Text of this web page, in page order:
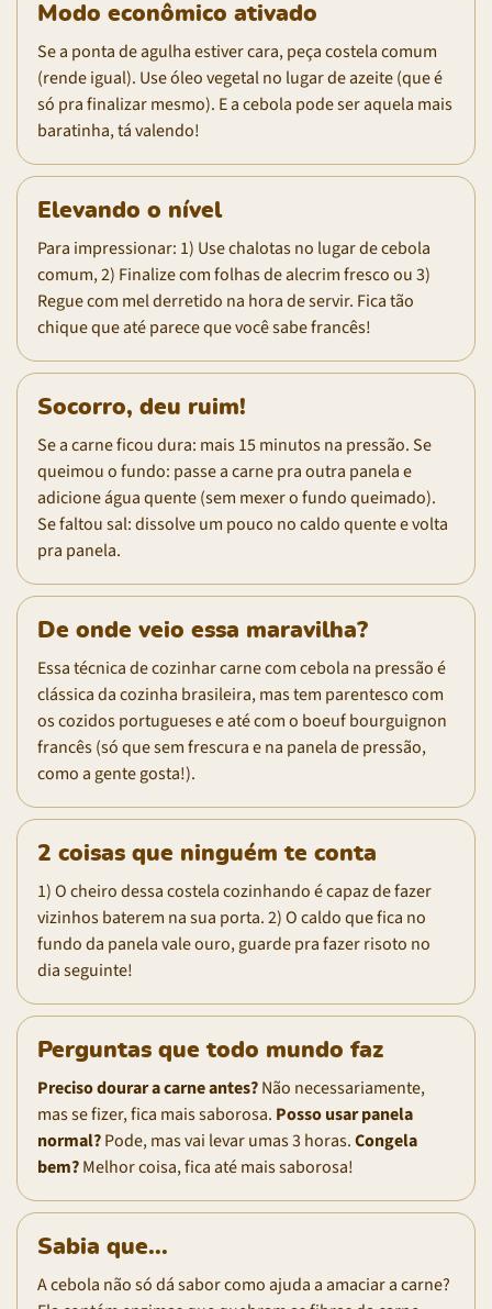
Modo econômico ativado
Se a ponta de agulha estiver cara, peça costela comum
(rende igual). Use óleo vegetal no lugar de azeite (que é
só pra finalizar mesmo). E a cebola pode ser aquela mais
baratinha, tá valendo!
Elevando o nível
Para impressionar: 1) Use chalotas no lugar de cebola
comum, 2) Finalize com folhas de alecrim fresco ou 3)
Regue com mel derretido na hora de servir. Fica tão
chique que até parece que você sabe francês!
Socorro, deu ruim!
Se a carne ficou dura: mais 15 minutos na pressão. Se
queimou o fundo: passe a carne pra outra panela e
adicione água quente (sem mexer o fundo queimado).
Se faltou sal: dissolve um pouco no caldo quente e volta
pra panela.
De onde veio essa maravilha?
Essa técnica de cozinhar carne com cebola na pressão é
clássica da cozinha brasileira, mas tem parentesco com
os cozidos portugueses e até com o boeuf bourguignon
francês (só que sem frescura e na panela de pressão,
como a gente gosta!).
2 coisas que ninguém te conta
1) O cheiro dessa costela cozinhando é capaz de fazer
vizinhos baterem na sua porta. 2) O caldo que fica no
fundo da panela vale ouro, guarde pra fazer risoto no
dia seguinte!
Perguntas que todo mundo faz
Preciso dourar a carne antes?Não necessariamente,
mas se fizer, fica mais saborosa. Posso usar panela
normal?Pode, mas vai levar umas 3 horas.Congela
bem?Melhor coisa, fica até mais saborosa!
Sabia que...
A cebola não só dá sabor como ajuda a amaciar a carne?